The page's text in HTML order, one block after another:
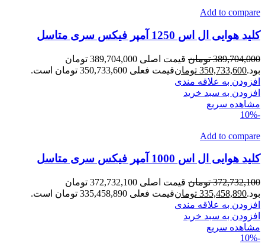
Add to compare
کلید هوایی ال اس 1250 آمپر فیکس سری متاسل
389,704,000 تومان
قیمت اصلی 389,704,000 تومان
بود.350,733,600 تومانقیمت فعلی 350,733,600 تومان است.
افزودن به علاقه مندی
افزودن به سبد خرید
مشاهده سریع
-10%
Add to compare
کلید هوایی ال اس 1000 آمپر فیکس سری متاسل
372,732,100 تومان
قیمت اصلی 372,732,100 تومان
بود.335,458,890 تومانقیمت فعلی 335,458,890 تومان است.
افزودن به علاقه مندی
افزودن به سبد خرید
مشاهده سریع
-10%